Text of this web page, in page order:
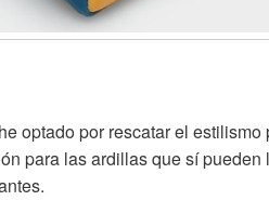
optado por rescatar el estilismo
para las ardillas que sí pueden